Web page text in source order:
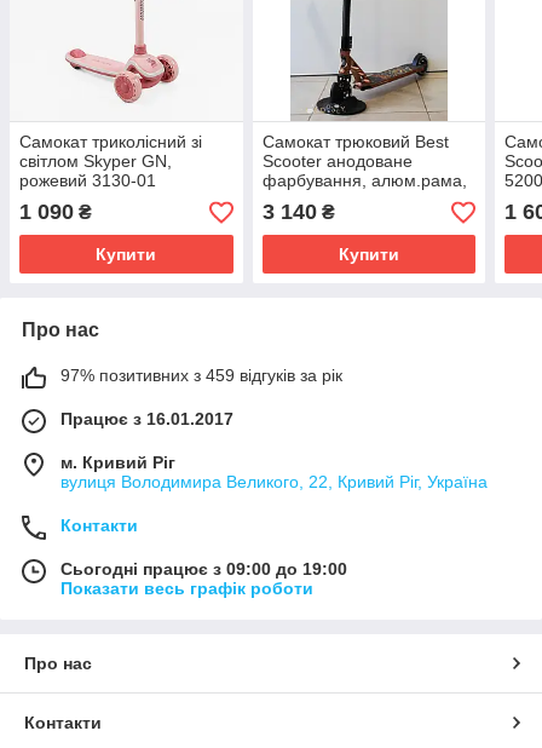
Самокат триколісний зі
світлом Skyper GN,
рожевий 3130-01
1 090 ₴
Купити
Самокат трюковий Best
Scooter анодоване
фарбування, алюм.рама,
Помаранчевий 53880
3 140₴
Купити
1
Про нас
97% позитивних з 459 відгуків за рік
Працює з 16.01.2017
м. Кривий Ріг
вулиця Володимира Великого, 22, Кривий Ріг, Україна
Контакти
Сьогодні працює з 09:00 до 19:00
Показати весь графік роботи
Про нас
Контакти